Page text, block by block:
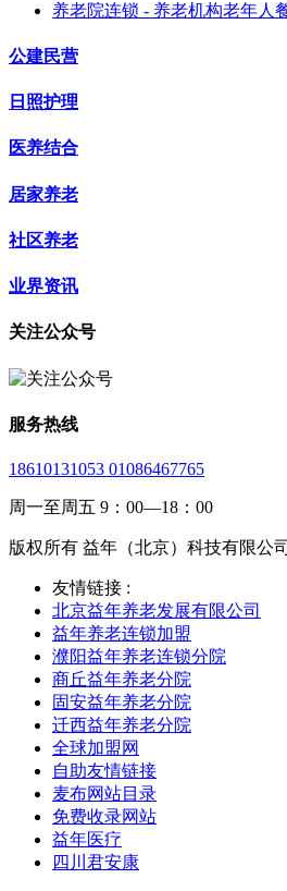
养老院连锁 - 养老机构老年人
公建民营
日照护理
医养结合
居家养老
社区养老
业界资讯
关注公众号
服务热线
18610131053 01086467765
周一至周五 9：00—18：00
版权所有 益年（北京）科技有限公司
友情链接 :
北京益年养老发展有限公司
益年养老连锁加盟
濮阳益年养老连锁分院
商丘益年养老分院
固安益年养老分院
迁西益年养老分院
全球加盟网
自助友情链接
麦布网站目录
免费收录网站
益年医疗
四川君安康